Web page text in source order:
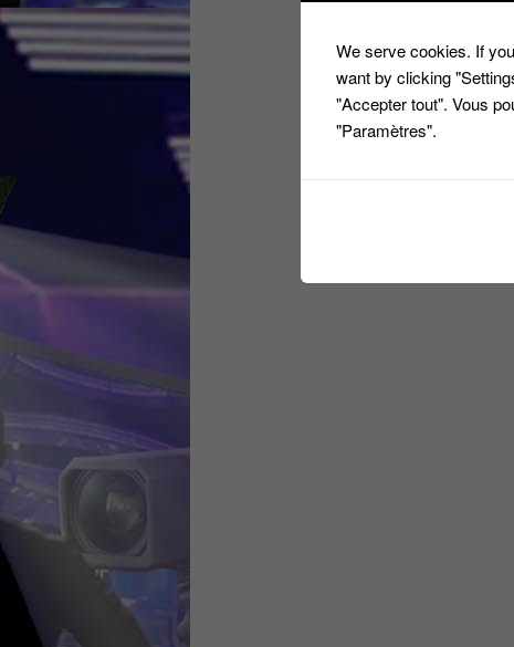
We serve cookies. If
want by clicking
"Accepter tout". Vous
"Paramètres".